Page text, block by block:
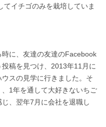
イチゴのみを栽培していま
に、友達の友達のFacebook
稿を見つけ、2013年11月に
スの見学に行きました。そ
1年を通して大好きないちご
、翌年7月に会社を退職し